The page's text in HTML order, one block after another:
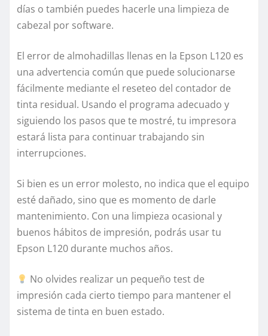
días o también puedes hacerle una limpieza de
cabezal por software.
El error de almohadillas llenas en la Epson L120 es
una advertencia común que puede solucionarse
fácilmente mediante el reseteo del contador de
tinta residual. Usando el programa adecuado y
siguiendo los pasos que te mostré, tu impresora
estará lista para continuar trabajando sin
interrupciones.
Si bien es un error molesto, no indica que el equipo
esté dañado, sino que es momento de darle
mantenimiento. Con una limpieza ocasional y
buenos hábitos de impresión, podrás usar tu
Epson L120 durante muchos años.
No olvides realizar un pequeño test de
impresión cada cierto tiempo para mantener el
sistema de tinta en buen estado.